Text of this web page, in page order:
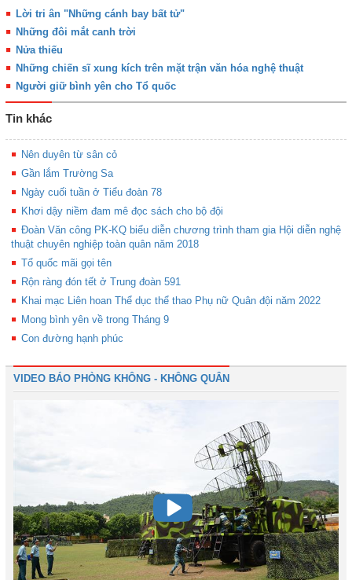
Lời tri ân "Những cánh bay bất tử"
Những đôi mắt canh trời
Nửa thiếu
Những chiến sĩ xung kích trên mặt trận văn hóa nghệ thuật
Người giữ bình yên cho Tổ quốc
Tin khác
Nên duyên từ sân cỏ
Gần lắm Trường Sa
Ngày cuối tuần ở Tiểu đoàn 78
Khơi dậy niềm đam mê đọc sách cho bộ đội
Đoàn Văn công PK-KQ biểu diễn chương trình tham gia Hội diễn nghệ
thuật chuyên nghiệp toàn quân năm 2018
Tổ quốc mãi gọi tên
Rộn ràng đón tết ở Trung đoàn 591
Khai mạc Liên hoan Thể dục thể thao Phụ nữ Quân đội năm 2022
Mong bình yên về trong Tháng 9
Con đường hạnh phúc
VIDEO BÁO PHÒNG KHÔNG - KHÔNG QUÂN